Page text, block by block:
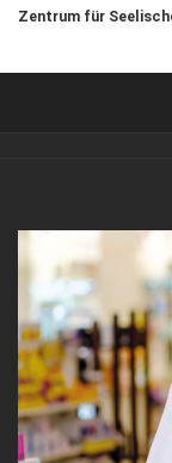
Zentrum für
Top Magazin